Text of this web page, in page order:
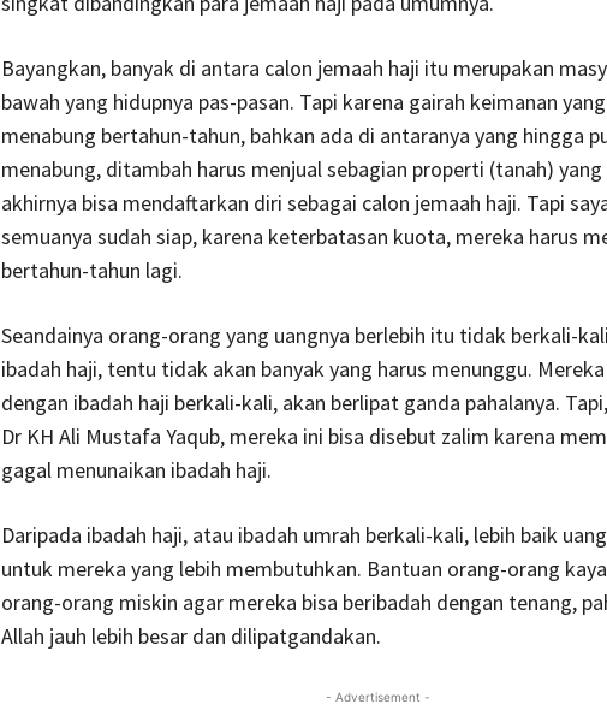
Bayangkan, banyak di antara calon jemaah haji itu merupakan
bawah yang hidupnya pas-pasan. Tapi karena gairah keimanan
menabung bertahun-tahun, bahkan ada di antaranya yang hingga
menabung, ditambah harus menjual sebagian properti (tanah)
akhirnya bisa mendaftarkan diri sebagai calon jemaah haji. Tapi
semuanya sudah siap, karena keterbatasan kuota, mereka harus
bertahun-tahun lagi.
Seandainya orang-orang yang uangnya berlebih itu tidak berkali-
ibadah haji, tentu tidak akan banyak yang harus menunggu.
dengan ibadah haji berkali-kali, akan berlipat ganda pahalanya.
Dr KH Ali Mustafa Yaqub, mereka ini bisa disebut zalim karena
gagal menunaikan ibadah haji.
Daripada ibadah haji, atau ibadah umrah berkali-kali, lebih baik
untuk mereka yang lebih membutuhkan. Bantuan orang-orang
orang-orang miskin agar mereka bisa beribadah dengan tenang,
Allah jauh lebih besar dan dilipatgandakan.
- Advertisement -